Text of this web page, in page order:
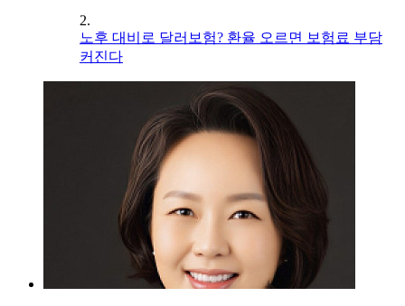
2.
노후 대비로 달러보험? 환율 오르면 보험료 부담
커진다